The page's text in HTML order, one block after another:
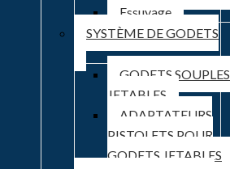
Essuyage
SYSTÈME DE GODETS
GODETS SOUPLES
JETABLES
ADAPTATEURS
PISTOLETS POUR
GODETS JETABLES